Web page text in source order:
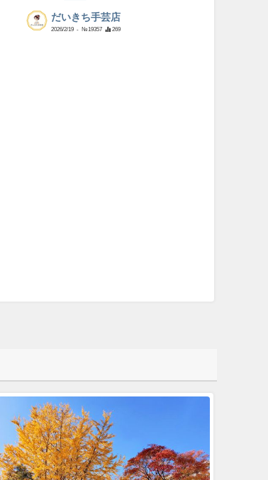
だいきち手芸店
2026/2/19 - №19357 269